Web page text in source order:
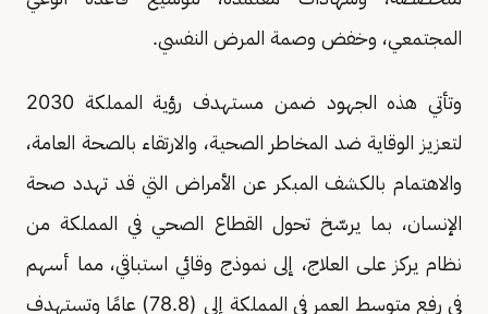
المجتمعي، وخفض وصمة المرض النفسي.
‏‎وتأتي هذه الجهود ضمن مستهدف رؤية المملكة 2030
لتعزيز الوقاية ضد المخاطر الصحية، والارتقاء بالصحة العامة،
والاهتمام بالكشف المبكر عن الأمراض التي قد تهدد صحة
الإنسان، بما يرسّخ تحول القطاع الصحي في المملكة من
نظام يركز على العلاج، إلى نموذج وقائي استباقي، مما أسهم
في رفع متوسط العمر في المملكة إلى (78.8) عامًا وتستهدف